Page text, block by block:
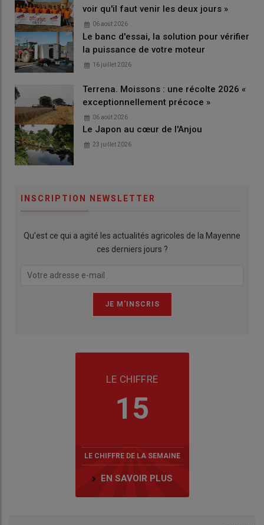
voir qu'il faut venir les deux jours »
06 août 2026
Le banc d'essai, la solution pour vérifier
la puissance de votre moteur
16 juillet 2026
Terrena. Moissons : une récolte 2026 «
exceptionnellement précoce »
06 août 2026
Le Japon au cœur de l'Anjou
23 juillet 2026
INSCRIPTION NEWSLETTER
Qu’est ce qui a agité les actualités agricoles de la Mayenne
ces derniers jours ?
LE CHIFFRE
15
LE CHIFFRE DE LA SEMAINE
EN SAVOIR PLUS